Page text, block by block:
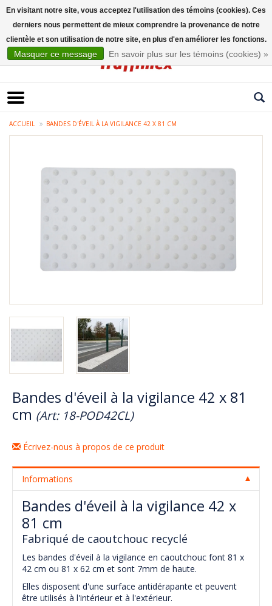
ACCUEIL BANDES D'ÉVEIL À LA VIGILANCE 42 X 81 CM
Bandes d'éveil à la vigilance 42 x 81
cm (Art: 18-POD42CL)
Écrivez-nous à propos de ce produit
Informations
Bandes d'éveil à la vigilance 42 x
81 cm
Fabriqué de caoutchouc recyclé
Les bandes d'éveil à la vigilance en caoutchouc font 81 x
42 cm ou 81 x 62 cm et sont 7mm de haute.
Elles disposent d'une surface antidérapante et peuvent
être utilisés à l'intérieur et à l'extérieur.
En visitant notre site, vous acceptez l'utilisation des témoins (cookies). Ces
derniers nous permettent de mieux comprendre la provenance de notre
clientèle et son utilisation de notre site, en plus d'en améliorer les fonctions.
Masquer ce message En savoir plus sur les témoins (cookies) »